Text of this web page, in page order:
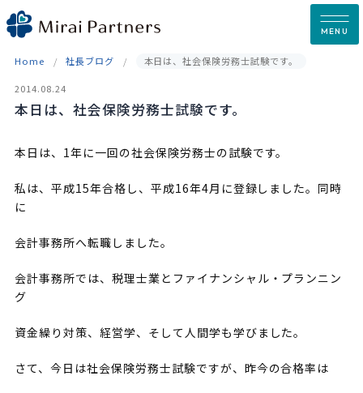
Skip
to
MENU
Home 社長ブログ 本日は、社会保険労務士試験です。
2014.08.24
本日は、社会保険労務士試験です。
本日は、1年に一回の社会保険労務士の試験です。
私は、平成15年合格し、平成16年4月に登録しました。同時
に
会計事務所へ転職しました。
会計事務所では、税理士業とファイナンシャル・プランニン
グ
資金繰り対策、経営学、そして人間学も学びました。
さて、今日は社会保険労務士試験ですが、昨今の合格率は